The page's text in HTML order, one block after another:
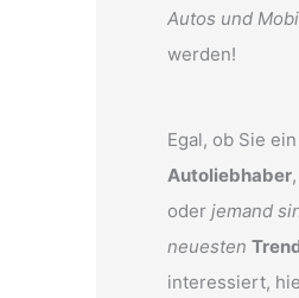
Autos und
werden!
Egal, ob Sie
Autoliebhaber
oder jemand
neuesten
interessiert,